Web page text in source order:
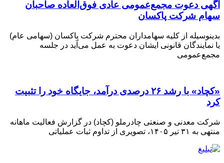
آگهی دعوت مجمع‌عمومی عادی فوق‌العاده صاحبان
سهام شرکت پاكسان
بدینوسیله از کلیه سهامداران محترم شرکت پاکسان (سهامی عام)
یا نمایندگان قانونی ایشان دعوت به عمل می‌آید در جلسه
مجمع‌عمومی
«کچاد» با رشد ۲۶ درصدی درآمد، جایگاه خود را تثبیت
کرد
شرکت معدنی و صنعتی چادرملو (کچاد) در گزارش فعالیت ماهانه
منتهی به ۳۱ تیر ۱۴۰۵، تصویری از تداوم ثبات عملیاتی